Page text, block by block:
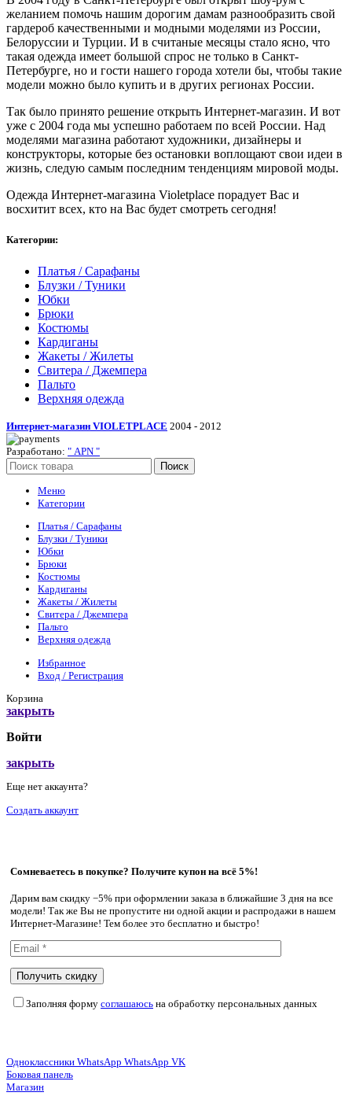
желанием помочь нашим дорогим дамам разнообразить свой
гардероб качественными и модными моделями из России,
Белоруссии и Турции. И в считаные месяцы стало ясно, что
такая одежда имеет большой спрос не только в Санкт-
Петербурге, но и гости нашего города хотели бы, чтобы такие
модели можно было купить и в других регионах России.
Так было принято решение открыть Интернет-магазин. И вот
уже с 2004 года мы успешно работаем по всей России. Над
моделями магазина работают художники, дизайнеры и
конструкторы, которые без остановки воплощают свои идеи в
жизнь, следую самым последним тенденциям мировой моды.
Одежда Интернет-магазина Violetplace порадует Вас и
восхитит всех, кто на Вас будет смотреть сегодня!
Категории:
Платья / Сарафаны
Блузки / Туники
Юбки
Брюки
Костюмы
Кардиганы
Жакеты / Жилеты
Свитера / Джемпера
Пальто
Верхняя одежда
Интернет-магазин VIOLETPLAСE 2004 - 2012
Разработано: " APN "
Поиск
Меню
Категории
Платья / Сарафаны
Блузки / Туники
Юбки
Брюки
Костюмы
Кардиганы
Жакеты / Жилеты
Свитера / Джемпера
Пальто
Верхняя одежда
Избранное
Вход / Регистрация
Корзина
закрыть
Войти
закрыть
Еще нет аккаунта?
Создать аккаунт
Сомневаетесь в покупке? Получите купон на всё 5%!
Дарим вам скидку −5% при оформлении заказа в ближайшие 3 дня на все
модели! Так же Вы не пропустите ни одной акции и распродажи в нашем
Интернет-Магазине! Тем более это бесплатно и быстро!
Заполняя форму соглашаюсь на обработку персональных данных
Одноклассники WhatsApp WhatsApp VK
Боковая панель
Магазин